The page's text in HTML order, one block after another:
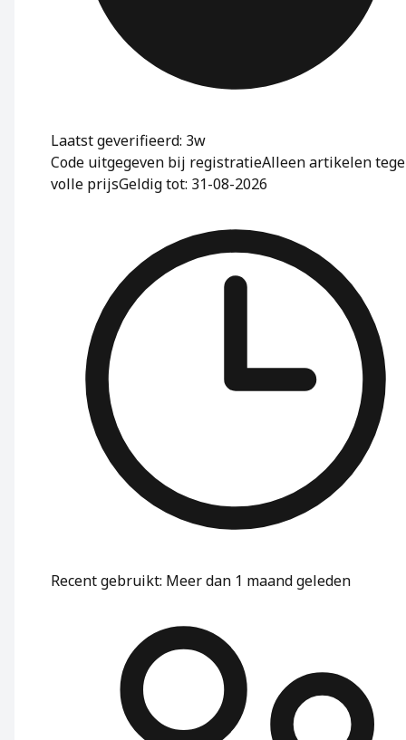
Laatst geverifieerd: 3w
Code uitgegeven bij registratieAlleen artikelen
volle prijsGeldig tot: 31-08-2026
Recent gebruikt: Meer dan 1 maand geleden